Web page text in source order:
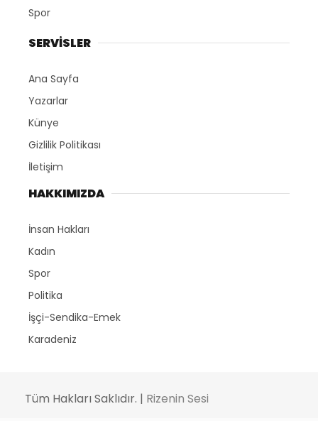
Spor
SERVİSLER
Ana Sayfa
Yazarlar
Künye
Gizlilik Politikası
İletişim
HAKKIMIZDA
İnsan Hakları
Kadın
Spor
Politika
İşçi-Sendika-Emek
Karadeniz
Tüm Hakları Saklıdır. | Rizenin Sesi